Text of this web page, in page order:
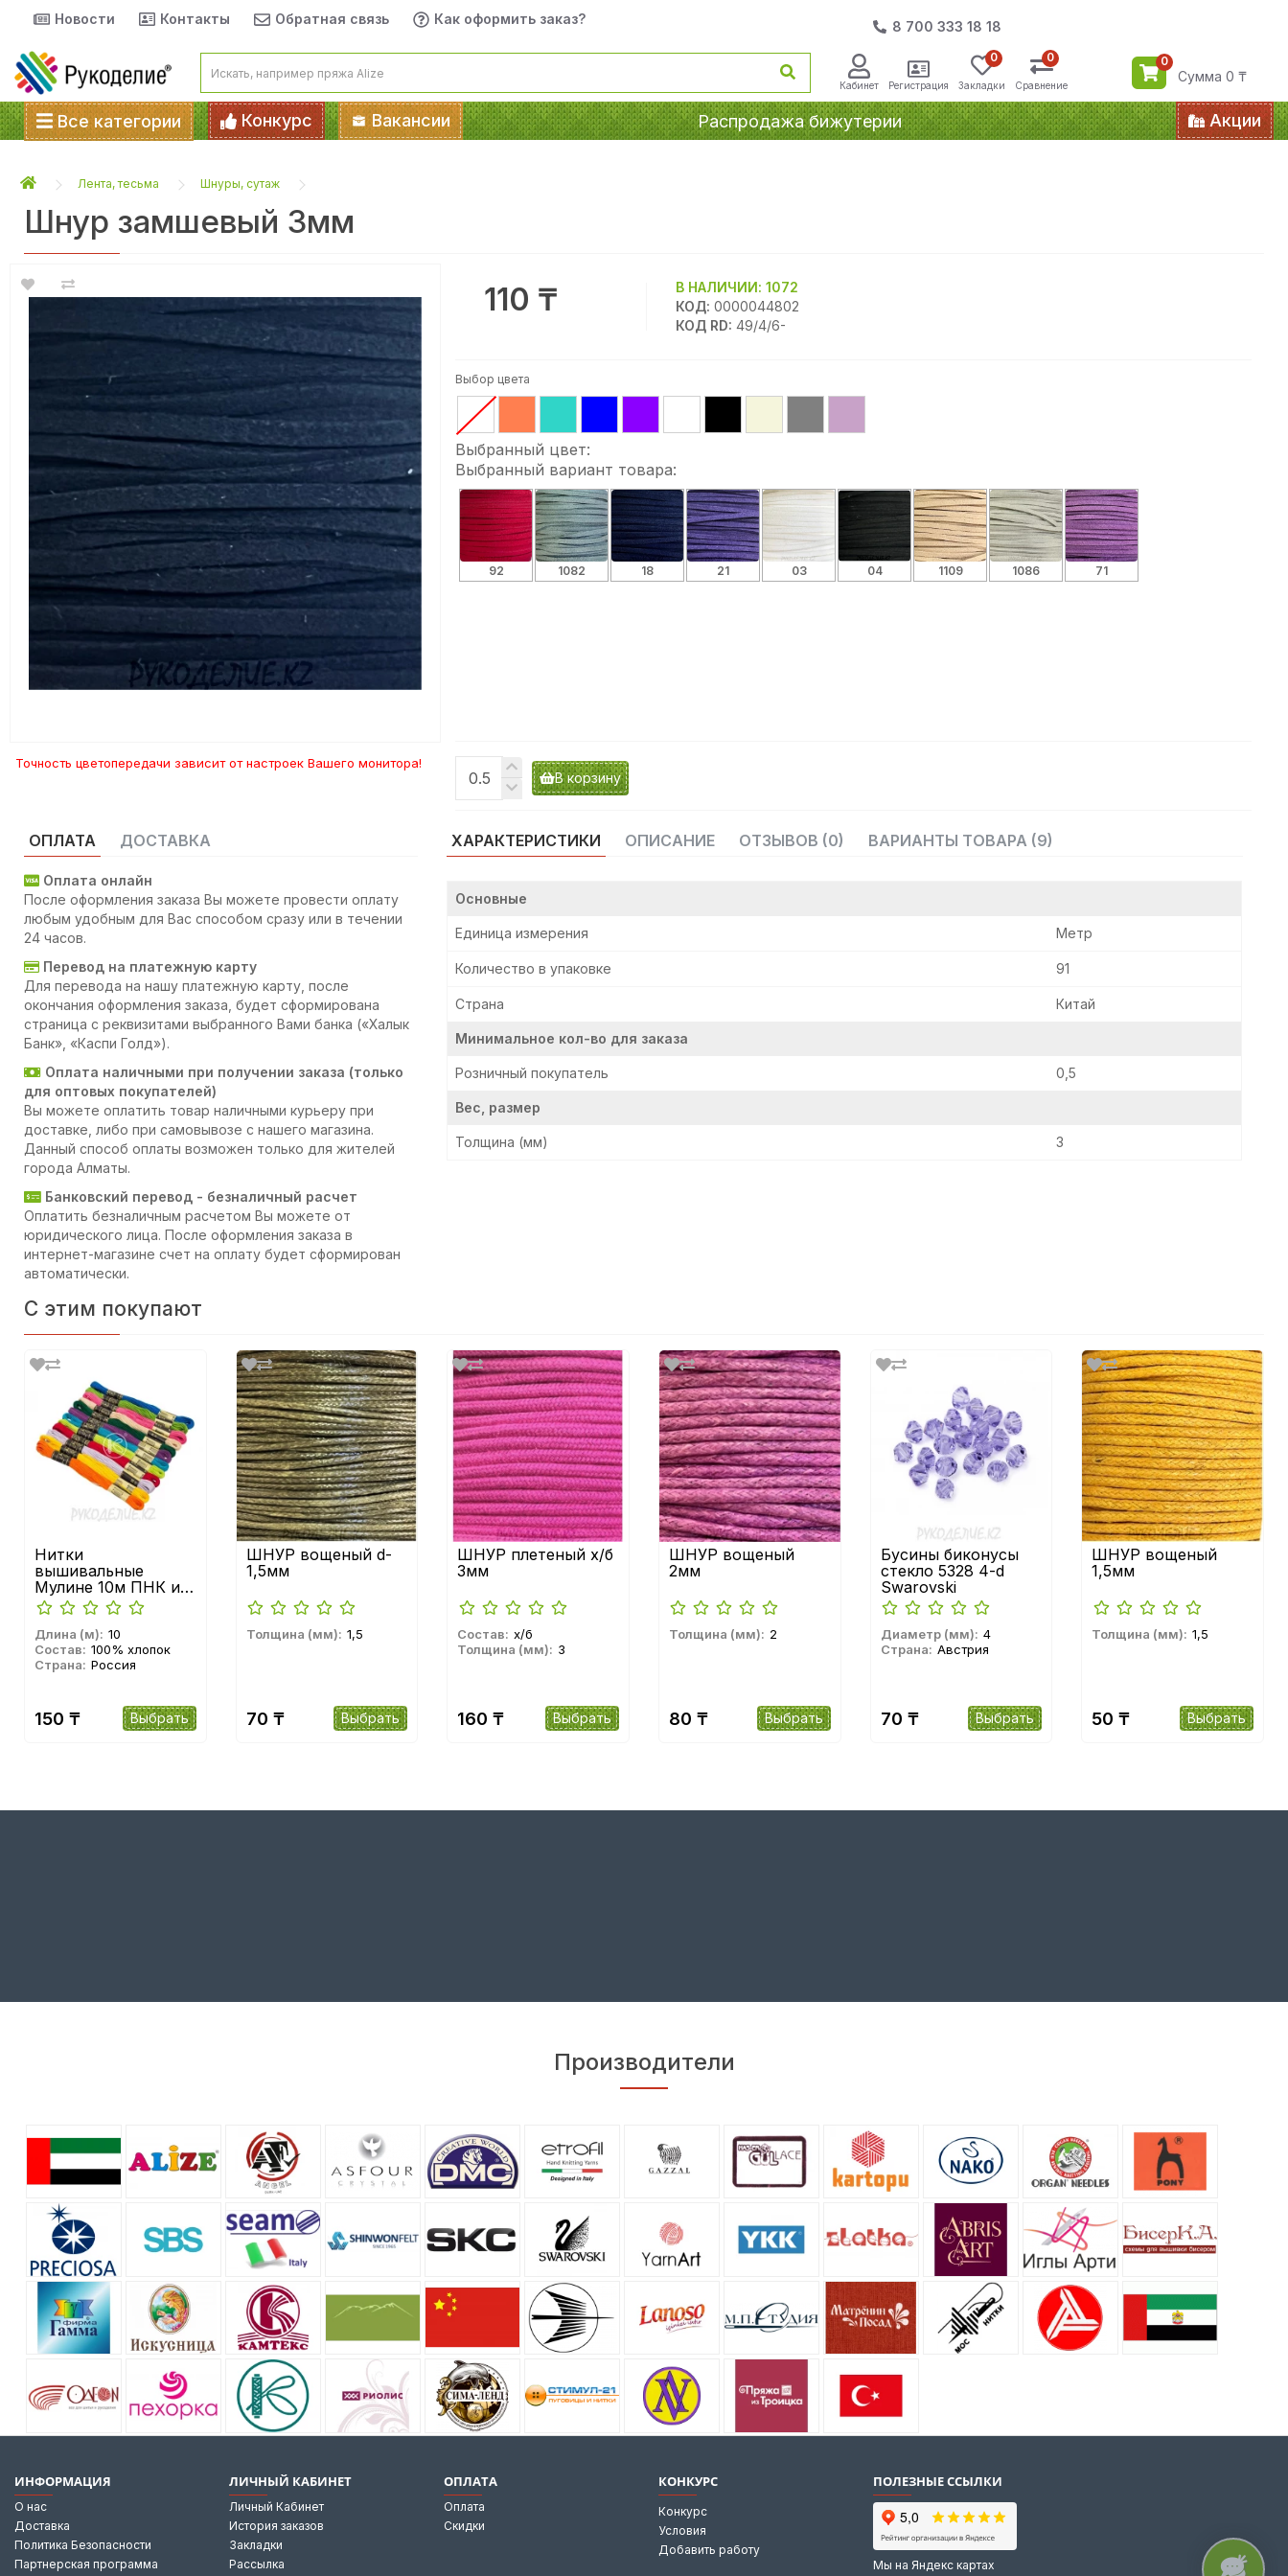
Новости Контакты Обратная связь Как оформить заказ? 8 700 333 18 18
Кабинет Регистрация Закладки
0
Сравнение
0 0
Сумма 0 ₸
Все категории Конкурс Вакансии Распродажа бижутерии Акции
Лента, тесьма Шнуры, сутаж
Шнур замшевый 3мм
Точность цветопередачи зависит от настроек Вашего монитора!
ОПЛАТА ДОСТАВКА
Оплата онлайн
После оформления заказа Вы можете провести оплату
любым удобным для Вас способом сразу или в течении
24 часов.
Перевод на платежную карту
Для перевода на нашу платежную карту, после
окончания оформления заказа, будет сформирована
страница с реквизитами выбранного Вами банка («Халык
Банк», «Каспи Голд»).
Оплата наличными при получении заказа (только
для оптовых покупателей)
Вы можете оплатить товар наличными курьеру при
доставке, либо при самовывозе с нашего магазина.
Данный способ оплаты возможен только для жителей
города Алматы.
Банковский перевод - безналичный расчет
Оплатить безналичным расчетом Вы можете от
юридического лица. После оформления заказа в
интернет-магазине счет на оплату будет сформирован
автоматически.
ХАРАКТЕРИСТИКИ ОПИСАНИЕ ОТЗЫВОВ (0) ВАРИАНТЫ ТОВАРА (9)
Основные
Единица измерения Метр
Количество в упаковке 91
Страна Китай
Минимальное кол-во для заказа
Розничный покупатель 0,5
Вес, размер
Толщина (мм) 3
110 ₸ В НАЛИЧИИ:1072
КОД: 0000044802
КОД RD: 49/4/6-
Выбор цвета
Выбранный цвет:
Выбранный вариант товара:
92 1082 18 21 03 04 1109 1086 71
В корзину
С этим покупают
Нитки
вышивальные
Мулине 10м ПНК им.
Кирова
Длина (м): 10
Состав: 100% хлопок
Страна: Россия
150 ₸ Выбрать
ШНУР вощеный d-
1,5мм
Толщина (мм): 1,5
70 ₸ Выбрать
ШНУР плетеный х/б
3мм
Состав: х/б
Толщина (мм): 3
160 ₸ Выбрать
ШНУР вощеный
2мм
Толщина (мм): 2
80 ₸ Выбрать
Бусины биконусы
стекло 5328 4-d
Swarovski
Диаметр (мм): 4
Страна: Австрия
70 ₸ Выбрать
ШНУР вощеный
1,5мм
Толщина (мм): 1,5
50 ₸ Выбрать
Производители
ИНФОРМАЦИЯ
О нас
Доставка
Политика Безопасности
Партнерская программа
ЛИЧНЫЙ КАБИНЕТ
Личный Кабинет
История заказов
Закладки
Рассылка
ОПЛАТА
Оплата
Скидки
КОНКУРС
Конкурс
Условия
Добавить работу
ПОЛЕЗНЫЕ ССЫЛКИ
Мы на Яндекс картах